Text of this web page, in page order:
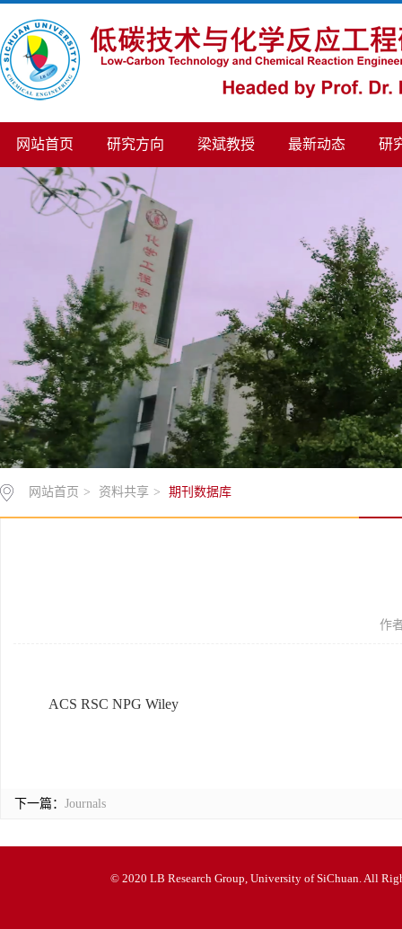
网站首页 研究方向 梁斌教授 最新动态 研
网站首页 > 资料共享 > 期刊数据库
作
ACS RSC NPG Wiley
下一篇： Journals
© 2020 LB Research Group, University of SiChuan. All